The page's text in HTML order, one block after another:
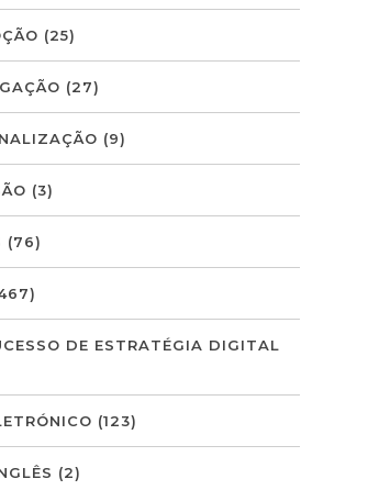
(25)
(27)
(9)
(3)
(76)
DE ESTRATÉGIA DIGITAL
(123)
(2)